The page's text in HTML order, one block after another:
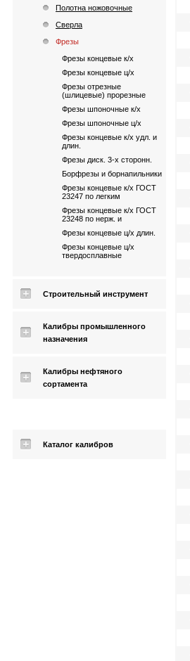
Полотна ножовочные
Сверла
Фрезы
Фрезы концевые к/х
Фрезы концевые ц/х
Фрезы отрезные
(шлицевые) прорезные
Фрезы шпоночные к/х
Фрезы шпоночные ц/х
Фрезы концевые к/х удл. и
длин.
Фрезы диск. 3-х сторонн.
Борфрезы и борнапильники
Фрезы концевые к/х ГОСТ
23247 по легким
Фрезы концевые к/х ГОСТ
23248 по нерж. и
Фрезы концевые ц/х длин.
Фрезы концевые ц/х
твердосплавные
Строительный инструмент
Калибры промышленного
назначения
Калибры нефтяного
сортамента
Каталог калибров